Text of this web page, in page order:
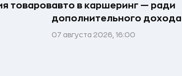
товаровавто в каршеринг — ради
дополнительного дохода
07 августа 2026, 16:00